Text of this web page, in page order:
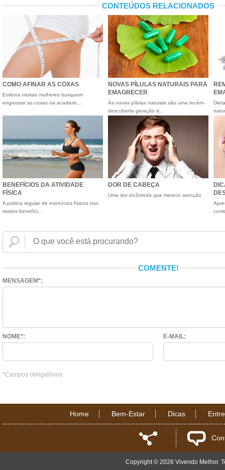
CONTEÚDOS RELACIONADOS
COMO AFINAR AS COXAS
Embora muitas mulheres busquem
engrossar as coxas na academi...
NOVAS PÍLULAS NATURAIS PARA
EMAGRECER
As novas pílulas naturais são uma recém-
descoberta geração d...
BENEFÍCIOS DA ATIVIDADE
FÍSICA
A prática regular de exercícios físicos traz
muitos benefíci...
DOR DE CABEÇA
Uma dor incômoda que merece atenção
COMENTE!
MENSAGEM*:
NOME*: E-MAIL:
*Campos obrigatórios
Home Bem-Estar Dicas
Copyright © 2026 Vivendo Melhor.